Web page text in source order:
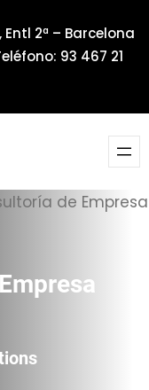
2ª – Barcelona
93 467 21